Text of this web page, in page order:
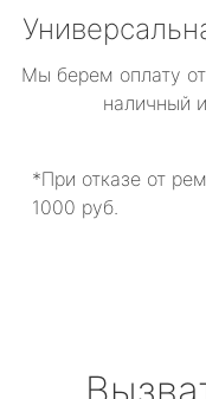
Мы берем оплату
наличный
*При отказе от
1000 руб.